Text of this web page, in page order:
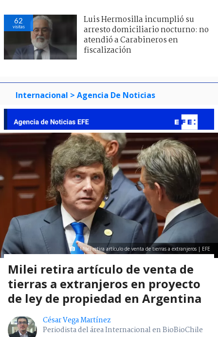
62
visitas
Luis Hermosilla incumplió su
arresto domiciliario nocturno: no
atendió a Carabineros en
fiscalización
Internacional > Agencia De Noticias
Milei retira artículo de venta de tierras a extranjeros | EFE
Milei retira artículo de venta de
tierras a extranjeros en proyecto
de ley de propiedad en Argentina
César Vega Martínez
Periodista del área Internacional en BioBioChile